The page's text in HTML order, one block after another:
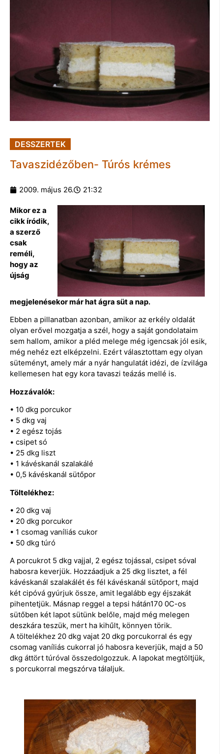
DESSZERTEK
Tavaszidézőben- Túrós krémes
2009. május 26. 21:32
Mikor ez a
cikk íródik,
a szerző
csak
reméli,
hogy az
újság
megjelenésekor már hat ágra süt a nap.
Ebben a pillanatban azonban, amikor az erkély oldalát
olyan erővel mozgatja a szél, hogy a saját gondolataim
sem hallom, amikor a pléd melege még igencsak jól esik,
még nehéz ezt elképzelni. Ezért választottam egy olyan
süteményt, amely már a nyár hangulatát idézi, de ízvilága
kellemesen hat egy kora tavaszi teázás mellé is.
Hozzávalók:
• 10 dkg porcukor
• 5 dkg vaj
• 2 egész tojás
• csipet só
• 25 dkg liszt
• 1 kávéskanál szalakálé
• 0,5 kávéskanál sütőpor
Töltelékhez:
• 20 dkg vaj
• 20 dkg porcukor
• 1 csomag vaníliás cukor
• 50 dkg túró
A porcukrot 5 dkg vajjal, 2 egész tojással, csipet sóval
habosra keverjük. Hozzáadjuk a 25 dkg lisztet, a fél
kávéskanál szalakálét és fél kávéskanál sütőport, majd
két cipóvá gyúrjuk össze, amit legalább egy éjszakát
pihentetjük. Másnap reggel a tepsi hátán170 0C-os
sütőben két lapot sütünk belőle, majd még melegen
deszkára teszük, mert ha kihűlt, könnyen törik.
A töltelékhez 20 dkg vajat 20 dkg porcukorral és egy
csomag vaníliás cukorral jó habosra keverjük, majd a 50
dkg áttört túróval összedolgozzuk. A lapokat megtöltjük,
s porcukorral megszórva tálaljuk.